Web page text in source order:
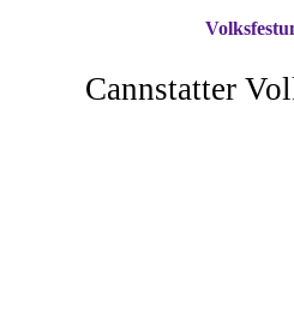
Cannstatter